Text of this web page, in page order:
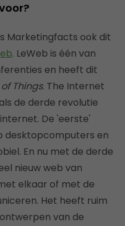
Marketingfacts ook dit
. LeWeb is één van
en heeft dit
Things. The Internet
de derde revolutie
De 'eerste'
desktopcomputers en
En nu met de derde
nieuw web van
elkaar of met de
Het heeft ruim
van de